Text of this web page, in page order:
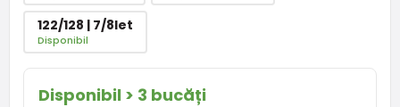
122/128 | 7/8let
Disponibil
Disponibil > 3 bucăți